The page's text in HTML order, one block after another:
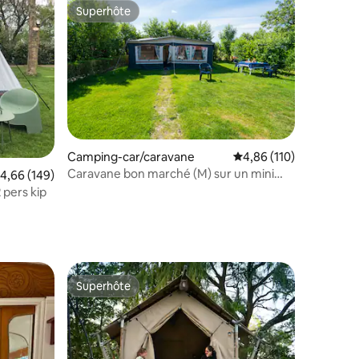
: 4,7 sur 5
moyenne sur la base de 149 commentaires : 4,66 sur 5
4,66 (149)
pers kip
Superhôte
Superhôte
Camping-car/caravane Évaluation moyenne
4,86 (110)
Caravane bon marché (M) sur un mini
Superhôte
Superhôte